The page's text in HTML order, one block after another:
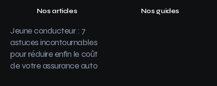
Nos articles
Jeune conducteur : 7
astuces incontournables
pour réduire enfin le coût
de votre assurance auto
Nos guides